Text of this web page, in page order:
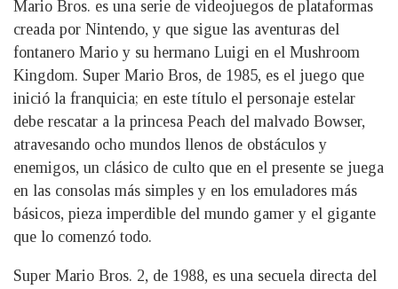
Mario Bros. es una serie de videojuegos de plataformas
creada por Nintendo, y que sigue las aventuras del
fontanero Mario y su hermano Luigi en el Mushroom
Kingdom. Super Mario Bros, de 1985, es el juego que
inició la franquicia; en este título el personaje estelar
debe rescatar a la princesa Peach del malvado Bowser,
atravesando ocho mundos llenos de obstáculos y
enemigos, un clásico de culto que en el presente se juega
en las consolas más simples y en los emuladores más
básicos, pieza imperdible del mundo gamer y el gigante
que lo comenzó todo.
Super Mario Bros. 2, de 1988, es una secuela directa del